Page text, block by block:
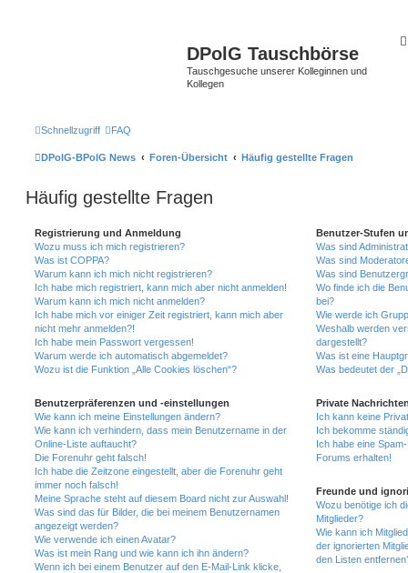
DPolG Tauschbörse
Tauschgesuche unserer Kolleginnen und
Kollegen
Schnellzugriff FAQ
DPolG-BPolG News Foren-Übersicht Häufig gestellte Fragen
Häufig gestellte Fragen
Registrierung und Anmeldung
Wozu muss ich mich registrieren?
Was ist COPPA?
Warum kann ich mich nicht registrieren?
Ich habe mich registriert, kann mich aber nicht anmelden!
Warum kann ich mich nicht anmelden?
Ich habe mich vor einiger Zeit registriert, kann mich aber
nicht mehr anmelden?!
Ich habe mein Passwort vergessen!
Warum werde ich automatisch abgemeldet?
Wozu ist die Funktion „Alle Cookies löschen“?
Benutzerpräferenzen und -einstellungen
Wie kann ich meine Einstellungen ändern?
Wie kann ich verhindern, dass mein Benutzername in der
Online-Liste auftaucht?
Die Forenuhr geht falsch!
Ich habe die Zeitzone eingestellt, aber die Forenuhr geht
immer noch falsch!
Meine Sprache steht auf diesem Board nicht zur Auswahl!
Was sind das für Bilder, die bei meinem Benutzernamen
angezeigt werden?
Wie verwende ich einen Avatar?
Was ist mein Rang und wie kann ich ihn ändern?
Wenn ich bei einem Benutzer auf den E-Mail-Link klicke,
Benutzer-Stufen
Was sind
Was sind
Was sind
Wo finde ich die
bei?
Wie werde ich
Weshalb werden
dargestellt?
Was ist eine
Was bedeutet der
Private
Ich kann keine
Ich bekomme
Ich habe eine
Forums erhalten!
Freunde und
Wozu benötige ich
Mitglieder?
Wie kann ich
der ignorierten
den Listen